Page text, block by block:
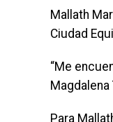
Mallath
Ciudad
“Me
Para